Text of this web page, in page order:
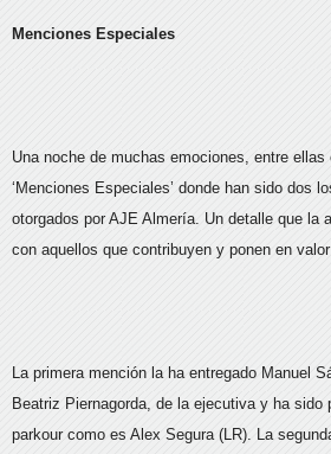
Menciones Especiales
Una noche de muchas emociones, entre ellas
‘Menciones Especiales’ donde han sido dos
otorgados por AJE Almería. Un detalle que la
con aquellos que contribuyen y ponen en
La primera mención la ha entregado Manuel
Beatriz Piernagorda, de la ejecutiva y ha sido
parkour como es Alex Segura (LR). La